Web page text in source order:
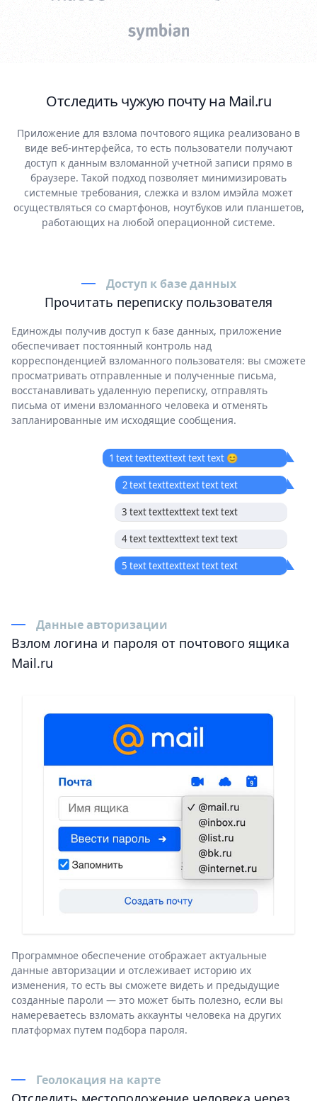
Отследить чужую почту на Mail.ru
Приложение для взлома почтового ящика реализовано в
виде веб-интерфейса, то есть пользователи получают
доступ к данным взломанной учетной записи прямо в
браузере. Такой подход позволяет минимизировать
системные требования, слежка и взлом имэйла может
осуществляться со смартфонов, ноутбуков или планшетов,
работающих на любой операционной системе.
Доступ к базе данных
Прочитать переписку пользователя
Единожды получив доступ к базе данных, приложение
обеспечивает постоянный контроль над
корреспонденцией взломанного пользователя: вы сможете
просматривать отправленные и полученные письма,
восстанавливать удаленную переписку, отправлять
письма от имени взломанного человека и отменять
запланированные им исходящие сообщения.
1 text texttexttext text text 😊
2 text texttexttext text text
3 text texttexttext text text
4 text texttexttext text text
5 text texttexttext text text
Данные авторизации
Взлом логина и пароля от почтового ящика
Mail.ru
Программное обеспечение отображает актуальные
данные авторизации и отслеживает историю их
изменения, то есть вы сможете видеть и предыдущие
созданные пароли — это может быть полезно, если вы
намереваетесь взломать аккаунты человека на других
платформах путем подбора пароля.
Геолокация на карте